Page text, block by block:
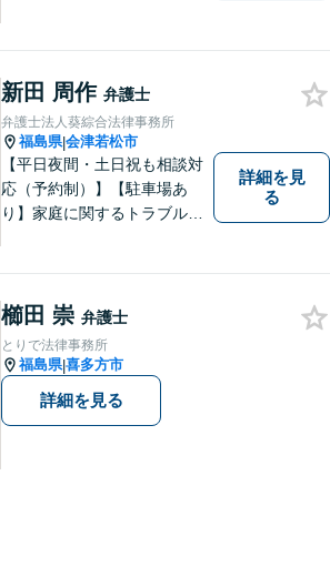
ださい。 https://tamura-law.bi
z/ （公式ホームページ）
新田 周作 弁護士
弁護士法人葵綜合法律事務所
福島県|会津若松市
【平日夜間・土日祝も相談対
応（予約制）】【駐車場あ
り】家庭に関するトラブルか
詳細を見
る
櫛田 崇 弁護士
とりで法律事務所
福島県|喜多方市
詳細を見る